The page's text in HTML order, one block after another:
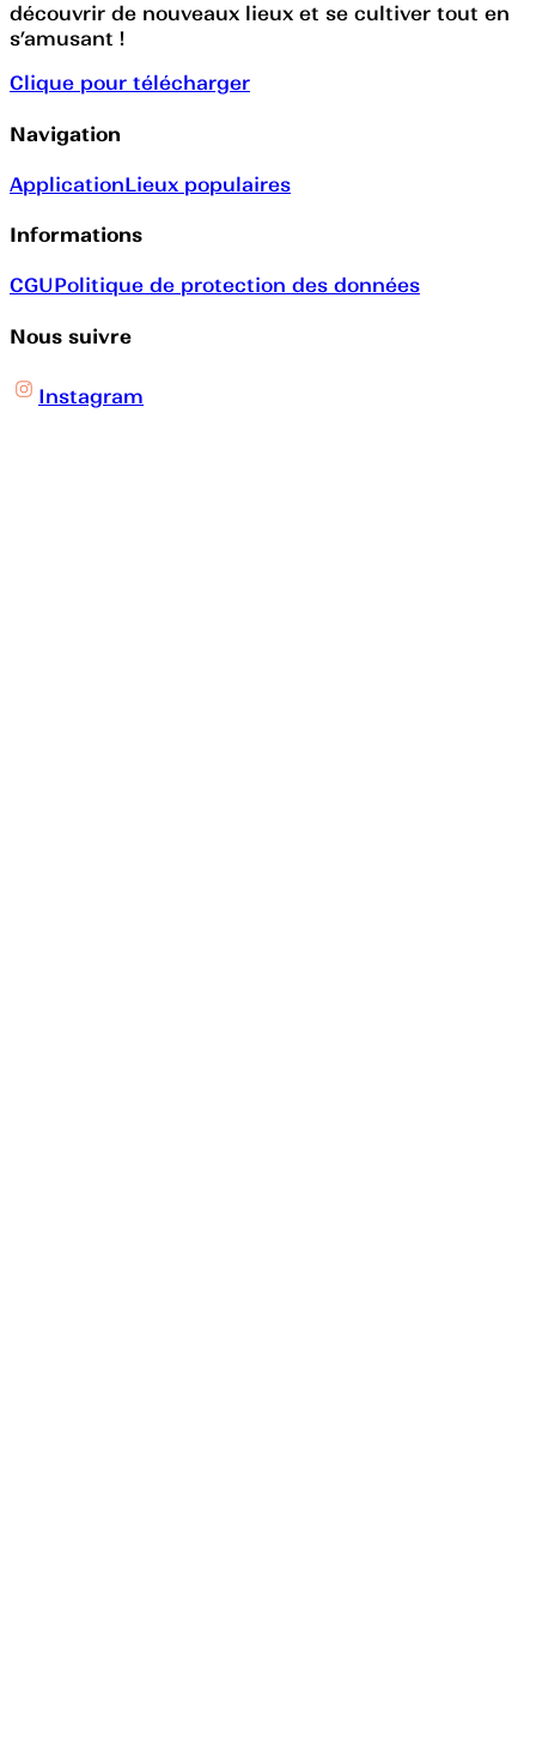
découvrir de nouveaux lieux et se cultiver tout en
s’amusant !
Clique pour télécharger
Navigation
ApplicationLieux populaires
Informations
CGUPolitique de protection des données
Nous suivre
Instagram